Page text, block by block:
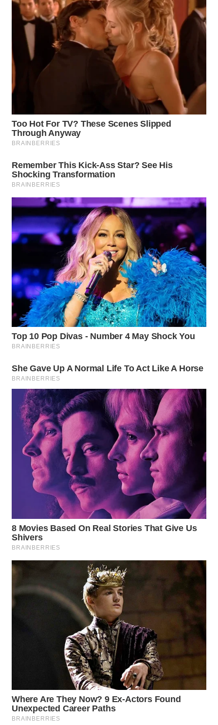
WN
KARAWANG
WN
BEKASI
WN
DEPOK
TAPANULI
UTARA
WN
SAMOSIR
WN
WN
SUMEDANG
WN
CIANJUR
KEPULAUAN
SERIBU
WN
TANGERANG
WN
BINJAI
WN
CIREBON
INDRAMAYU
WN
KUNINGAN
WN
MAJALENGKA
WN
PURWAKARTA